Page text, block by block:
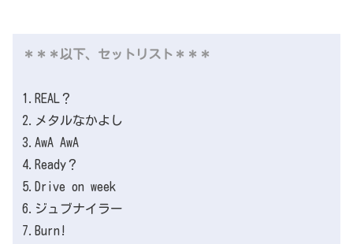
＊＊＊以下、セットリスト＊＊＊
1.REAL？
2.メタルなかよし
3.AwA AwA
4.Ready？
5.Drive on week
6.ジュブナイラー
7.Burn!